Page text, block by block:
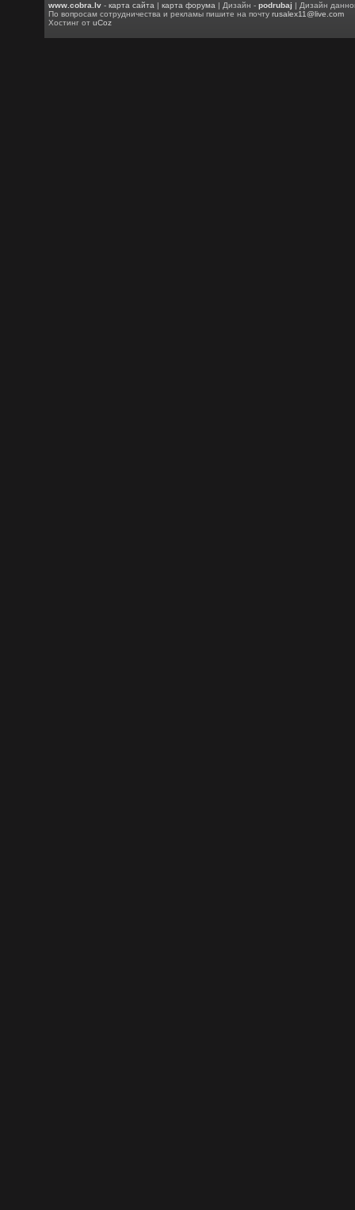
www.cobra.lv -карта сайта |карта форума | Дизайн -podrubaj | Дизайн
По вопросам сотрудничества и рекламы пишите на почтуrusalex11@live.com
Хостинг отuCoz